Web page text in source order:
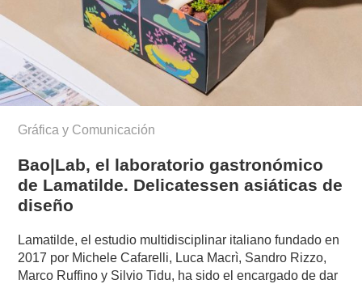
Gráfica y Comunicación
Bao|Lab, el laboratorio gastronómico
de Lamatilde. Delicatessen asiáticas de
diseño
Lamatilde, el estudio multidisciplinar italiano fundado en
2017 por Michele Cafarelli, Luca Macrì, Sandro Rizzo,
Marco Ruffino y Silvio Tidu, ha sido el encargado de dar